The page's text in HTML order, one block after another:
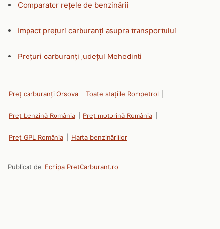
Comparator rețele de benzinării
Impact prețuri carburanți asupra transportului
Prețuri carburanți județul Mehedinti
Preț carburanți Orsova Toate stațiile Rompetrol
Preț benzină România Preț motorină România
Preț GPL România Harta benzinăriilor
Publicat de Echipa PretCarburant.ro